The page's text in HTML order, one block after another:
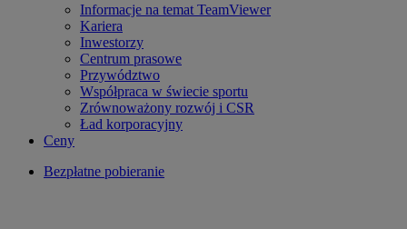
Informacje na temat TeamViewer
Kariera
Inwestorzy
Centrum prasowe
Przywództwo
Współpraca w świecie sportu
Zrównoważony rozwój i CSR
Ład korporacyjny
Ceny
Bezpłatne pobieranie